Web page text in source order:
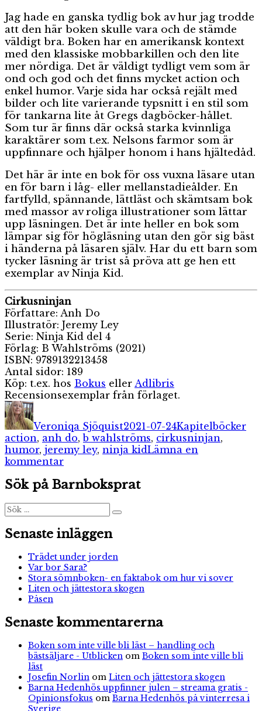
Jag hade en ganska tydlig bok av hur jag trodde
att den här boken skulle vara och de stämde
väldigt bra. Boken har en amerikansk kontext
med den klassiske mobbarkillen och den lite
mer nördiga. Det är väldigt tydligt vem som är
ond och god och det finns mycket action och
enkel humor. Varje sida har också rejält med
bilder och lite varierande typsnitt i en stil som
för tankarna lite åt Gregs dagböcker-hållet.
Som tur är finns där också starka kvinnliga
karaktärer som t.ex. Nelsons farmor som är
uppfinnare och hjälper honom i hans hjältedåd.
Det här är inte en bok för oss vuxna läsare utan
en för barn i låg- eller mellanstadieålder. En
fartfylld, spännande, lättläst och skämtsam bok
med massor av roliga illustrationer som lättar
upp läsningen. Det är inte heller en bok som
lämpar sig för högläsning utan den gör sig bäst
i händerna på läsaren själv. Har du ett barn som
tycker läsning är trist så pröva att ge hen ett
exemplar av Ninja Kid.
Cirkusninjan
Författare: Anh Do
Illustratör: Jeremy Ley
Serie: Ninja Kid del 4
Förlag: B Wahlströms (2021)
ISBN: 9789132213458
Antal sidor: 189
Köp: t.ex. hos Bokus eller Adlibris
Recensionsexemplar från förlaget.
Författare
Veroniqa Sjöquist2021-07-24Kapitelböcker
action, anh do,b wahlströms, cirkusninjan,
humor, jeremy ley, ninja kidLämna en
kommentartill
Sök på Barnboksprat
Sök
efter:
Sök
Senaste inläggen
Trädet under jorden
Var bor Sara?
Stora sömnboken- en faktabok om hur vi sover
Liten och jättestora skogen
Påsen
Senaste kommentarerna
Boken som inte ville bli läst – handling och
bästsäljare - Utblicken om Boken som inte ville bli
läst
Josefin Norlin om Liten och jättestora skogen
Barna Hedenhös uppfinner julen – streama gratis -
Opinionsfokus om Barna Hedenhös på vinterresa i
Sverige